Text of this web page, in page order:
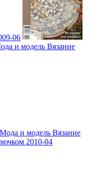
06
и модель Вязание
Мода и модель Вязание
2010-04